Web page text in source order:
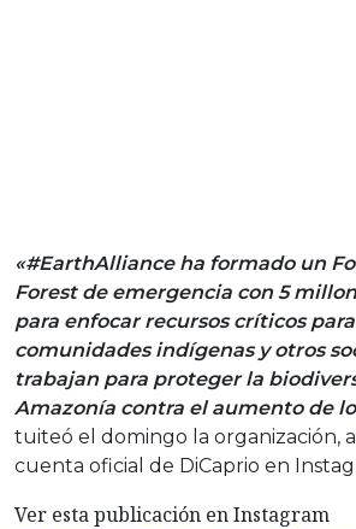
«#EarthAlliance ha formado un
Forest de emergencia con 5
para enfocar recursos críticos
comunidades indígenas y otros
trabajan para proteger la
Amazonía contra el aumento de
tuiteó el domingo la organización,
cuenta oficial de DiCaprio en
Ver esta publicación en Instagram